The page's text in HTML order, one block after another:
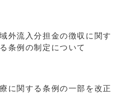
外流入分担金の徴収に関す
条例の制定について
に関する条例の一部を改正